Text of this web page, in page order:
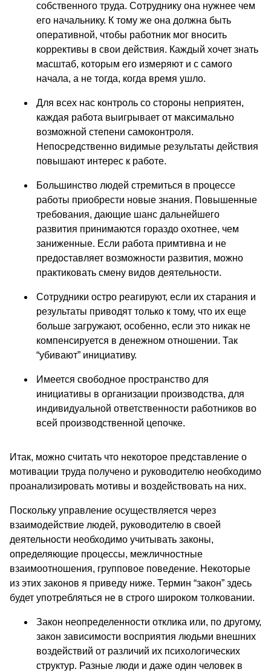
собственного труда. Сотруднику она нужнее чем
его начальнику. К тому же она должна быть
оперативной, чтобы работник мог вносить
коррективы в свои действия. Каждый хочет знать
масштаб, которым его измеряют и с самого
начала, а не тогда, когда время ушло.
Для всех нас контроль со стороны неприятен,
каждая работа выигрывает от максимально
возможной степени самоконтроля.
Непосредственно видимые результаты действия
повышают интерес к работе.
Большинство людей стремиться в процессе
работы приобрести новые знания. Повышенные
требования, дающие шанс дальнейшего
развития принимаются гораздо охотнее, чем
заниженные. Если работа примтивна и не
предоставляет возможности развития, можно
практиковать смену видов деятельности.
Сотрудники остро реагируют, если их старания и
результаты приводят только к тому, что их еще
больше загружают, особенно, если это никак не
компенсируется в денежном отношении. Так
“убивают” инициативу.
Имеется свободное пространство для
инициативы в организации производства, для
индивидуальной ответственности работников во
всей производственной цепочке.
Итак, можно считать что некоторое представление о
мотивации труда получено и руководителю необходимо
проанализировать мотивы и воздействовать на них.
Поскольку управление осуществляется через
взаимодействие людей, руководителю в своей
деятельности необходимо учитывать законы,
определяющие процессы, межличностные
взаимоотношения, групповое поведение. Некоторые
из этих законов я приведу ниже. Термин “закон” здесь
будет употребляться не в строго широком толковании.
Закон неопределенности отклика или, по другому,
закон зависимости восприятия людьми внешних
воздействий от различий их психологических
структур. Разные люди и даже один человек в